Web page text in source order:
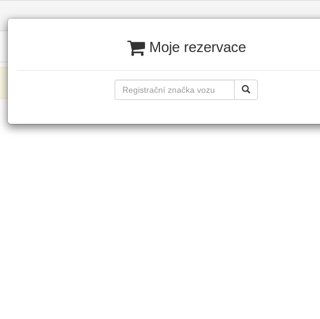
Fit Exterior Nano - Úterý 30.06. volné termíny:
Moje rezervace